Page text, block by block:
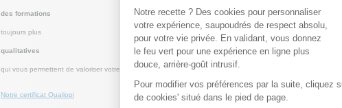
des formations
toujours plus
qualitatives
qui vous permettent de valoriser votre savoir-faire et de monter en compétences !
Notre certificat Qualiopi